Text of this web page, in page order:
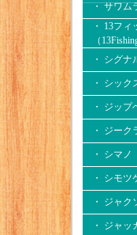
・ サワム
・ 13フ
（
・ シグナ
・ シック
・ ジップ
・ ジーク
・ シマノ
・ シモツ
・ ジャク
・ ジャッ